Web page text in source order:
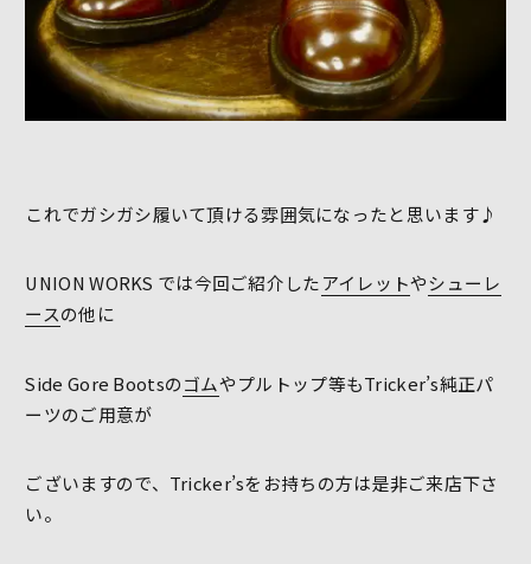
これでガシガシ履いて頂ける雰囲気になったと思います♪
UNION WORKS では今回ご紹介したアイレットやシューレ
ースの他に
Side Gore Bootsのゴムやプルトップ等もTricker’s純正パ
ーツのご用意が
ございますので、Tricker’sをお持ちの方は是非ご来店下さ
い。